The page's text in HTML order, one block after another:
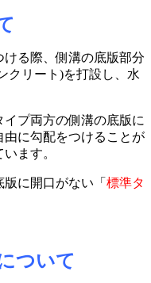
ける際、側溝の底版部分
クリート )を打設し、水
プ両方の側溝の底版に
由に勾配をつけることが
ます。
に開口がない「 標準タ
ついて